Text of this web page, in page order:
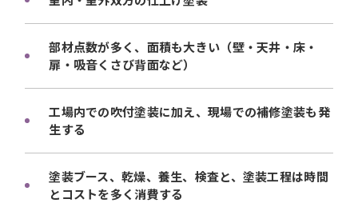
部材点数が多く、面積も大きい（壁・天井・床・
扉・吸音くさび背面など）
工場内での吹付塗装に加え、現場での補修塗装も発
生する
塗装ブース、乾燥、養生、検査と、塗装工程は時間
とコストを多く消費する